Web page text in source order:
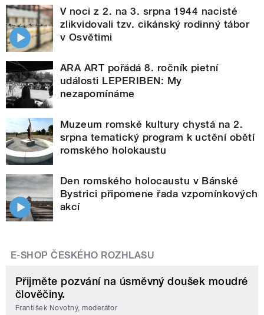
V noci z 2. na 3. srpna 1944 nacisté
zlikvidovali tzv. cikánský rodinný tábor
v Osvětimi
ARA ART pořádá 8. ročník pietní
události LEPERIBEN: My
nezapomínáme
Muzeum romské kultury chystá na 2.
srpna tematický program k uctění obětí
romského holokaustu
Den romského holocaustu v Bánské
Bystrici připomene řada vzpomínkových
akcí
E-SHOP ČESKÉHO ROZHLASU
Přijměte pozvání na úsměvný doušek moudré
člověčiny.
František Novotný, moderátor